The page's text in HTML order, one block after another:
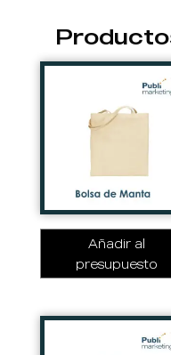
Añadir al
presupuesto